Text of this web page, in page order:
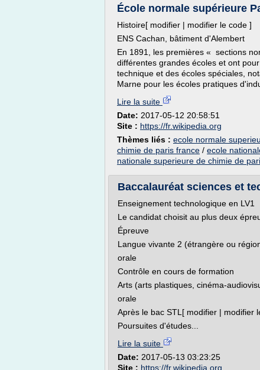
École normale supérieure
Histoire[ modifier | modifier le code ]
ENS Cachan, bâtiment d'Alembert
En 1891, les premières « sections
différentes grandes écoles et ont
technique et des écoles spéciales,
Marne pour les écoles pratiques
Lire la suite
Date: 2017-05-12 20:58:51
Site : https://fr.wikipedia.org
Thèmes liés : ecole normale
chimie de paris france / ecole
nationale superieure de chimie de
Baccalauréat sciences et
Enseignement technologique en LV1
Le candidat choisit au plus deux
Épreuve
Langue vivante 2 (étrangère ou
orale
Contrôle en cours de formation
Arts (arts plastiques, cinéma-
orale
Après le bac STL[ modifier | modifier
Poursuites d'études...
Lire la suite
Date: 2017-05-13 03:23:25
Site : https://fr.wikipedia.org